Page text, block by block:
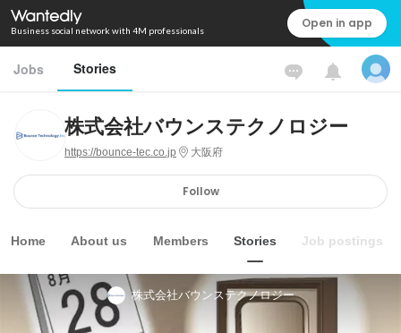
Business social network with 4M professionals Open in app
Jobs Stories
株式会社バウンステクノロジー
https://bounce-tec.co.jp 大阪府
Follow
Home About us Members Stories Job postings
株式会社バウンステクノロジー